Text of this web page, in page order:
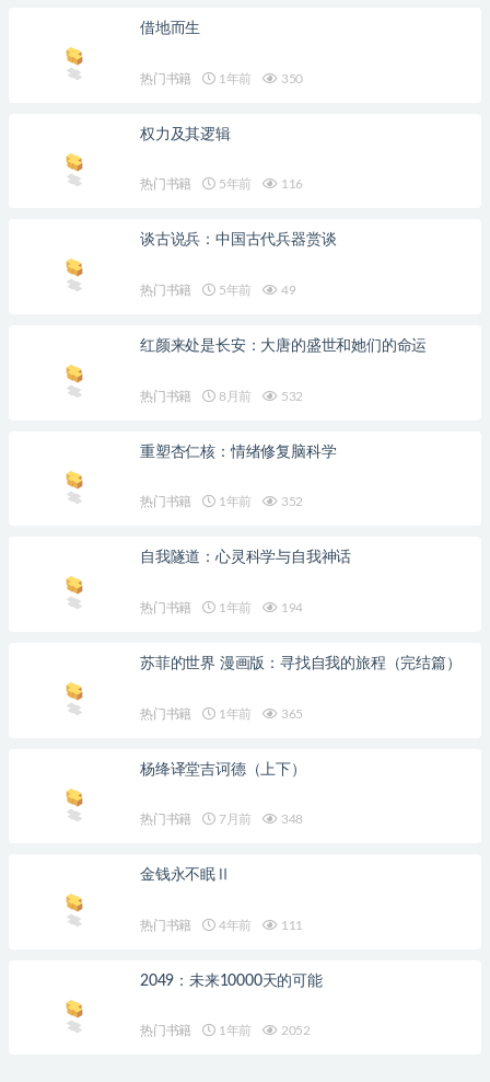
借地而生
热门书籍 1年前 350
权力及其逻辑
热门书籍 5年前 116
谈古说兵：中国古代兵器赏谈
热门书籍 5年前 49
红颜来处是长安：大唐的盛世和她们的命运
热门书籍 8月前 532
重塑杏仁核：情绪修复脑科学
热门书籍 1年前 352
自我隧道：心灵科学与自我神话
热门书籍 1年前 194
苏菲的世界 漫画版：寻找自我的旅程（完结篇）
热门书籍 1年前 365
杨绛译堂吉诃德（上下）
热门书籍 7月前 348
金钱永不眠Ⅱ
热门书籍 4年前 111
2049：未来10000天的可能
热门书籍 1年前 2052